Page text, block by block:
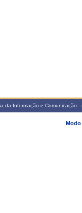
da Informação e
Modo